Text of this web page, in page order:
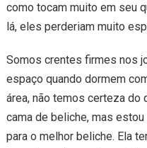
como tocam muito em seu
lá, eles perderiam muito
Somos crentes firmes nos
espaço quando dormem
área, não temos certeza do
cama de beliche, mas
para o melhor beliche. Ela